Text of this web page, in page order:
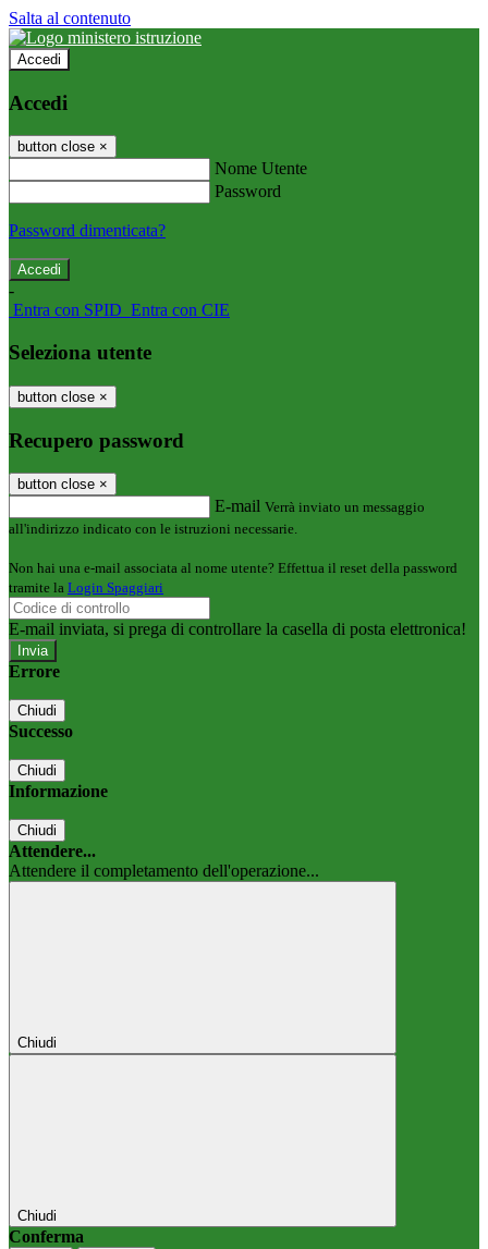
Salta al contenuto
Accedi
Accedi
button close ×
Nome Utente
Password
Password dimenticata?
-
Entra con SPID Entra con CIE
Seleziona utente
button close ×
Recupero password
button close ×
E-mail Verrà inviato un messaggio
all'indirizzo indicato con le istruzioni necessarie.
Non hai una e-mail associata al nome utente? Effettua il reset della password
tramite la Login Spaggiari
E-mail inviata, si prega di controllare la casella di posta elettronica!
Errore
Chiudi
Successo
Chiudi
Informazione
Chiudi
Attendere...
Attendere il completamento dell'operazione...
Chiudi
Chiudi
Conferma